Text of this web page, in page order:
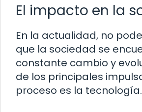
El impacto en la
En la actualidad, no
que la sociedad se
constante cambio y
de los principales
proceso es la tecnología.